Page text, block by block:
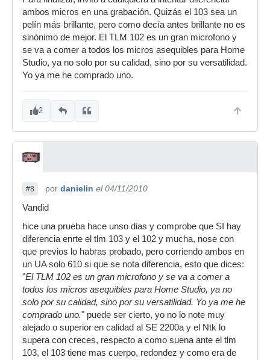
ambos micros en una grabación. Quizás el 103 sea un
pelín más brillante, pero como decía antes brillante no es
sinónimo de mejor. El TLM 102 es un gran microfono y
se va a comer a todos los micros asequibles para Home
Studio, ya no solo por su calidad, sino por su versatilidad.
Yo ya me he comprado uno.
2
#8 por danielin el 04/11/2010
Vandid
hice una prueba hace unso dias y comprobe que SI hay
diferencia enrte el tlm 103 y el 102 y mucha, nose con
que previos lo habras probado, pero corriendo ambos en
un UA solo 610 si que se nota diferencia, esto que dices:
"El TLM 102 es un gran microfono y se va a comer a
todos los micros asequibles para Home Studio, ya no
solo por su calidad, sino por su versatilidad. Yo ya me he
comprado uno." puede ser cierto, yo no lo note muy
alejado o superior en calidad al SE 2200a y el Ntk lo
supera con creces, respecto a como suena ante el tlm
103, el 103 tiene mas cuerpo, redondez y como era de